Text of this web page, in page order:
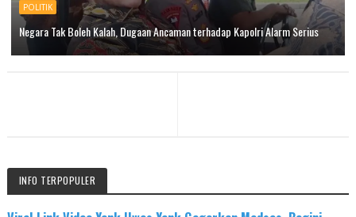
POLITIK
Negara Tak Boleh Kalah, Dugaan Ancaman terhadap Kapolri Alarm Serius
INFO TERPOPULER